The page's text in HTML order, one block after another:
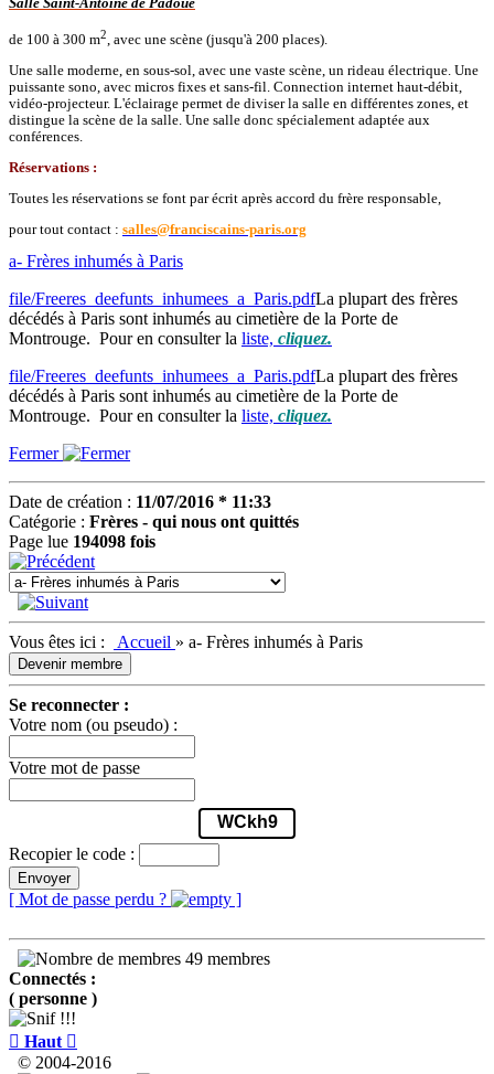
de 100 à 300 m2 , avec une scène (jusqu'à 200 places).
Une salle moderne, en sous-sol, avec une vaste scène, un rideau électrique. Une
puissante sono, avec micros fixes et sans-fil. Connection internet haut-débit,
vidéo-projecteur. L'éclairage permet de diviser la salle en différentes zones, et
distingue la scène de la salle. Une salle donc spécialement adaptée aux
conférences.
Réservations :
Toutes les réservations se font par écrit après accord du frère responsable,
pour tout contact : salles@franciscains-paris.org
a- Frères inhumés à Paris
file/Freeres_deefunts_inhumees_a_Paris.pdfLa plupart des frères
décédés à Paris sont inhumés au cimetière de la Porte de
Montrouge. Pour en consulter la liste, cliquez.
file/Freeres_deefunts_inhumees_a_Paris.pdfLa plupart des frères
décédés à Paris sont inhumés au cimetière de la Porte de
Montrouge. Pour en consulter la liste, cliquez.
Fermer
Date de création : 11/07/2016 * 11:33
Catégorie : Frères - qui nous ont quittés
Page lue 194098 fois
Vous êtes ici : Accueil » a- Frères inhumés à Paris
Devenir membre
Se reconnecter :
Votre nom (ou pseudo) :
Votre mot de passe
WCkh9
Recopier le code :
Envoyer
[ Mot de passe perdu ? ]
49 membres
Connectés :
( personne )
 Haut 
© 2004-2016